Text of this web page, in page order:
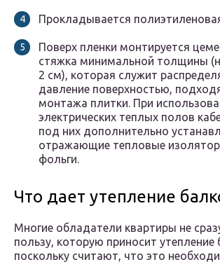
Прокладывается
Поверх пленки монтируется
стяжка минимальной толщины
2 см), которая служит
давление поверхностью,
монтажа плитки. При
электрических теплых полов
под них дополнительно
отражающие тепловые
фольги.
Что дает утепление
Многие обладатели квартиры не
пользу, которую приносит утепление
поскольку считают, что это